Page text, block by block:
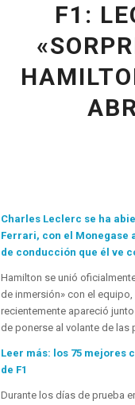
F1:
Charles Leclerc se ha
Ferrari, con el Monegase
de conducción que él ve
Hamilton se unió
de inmersión» con el
recientemente apareció
de ponerse al volante de las
Leer más: los 75 mejores
de F1
Durante los días de prueba